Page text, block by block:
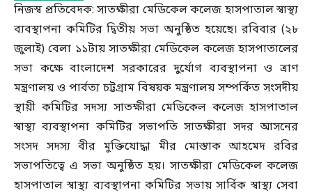
নিজস্ব প্রতিবেদক: সাতক্ষীরা মেডিকেল কলেজ হাসপাতাল স্বাস্থ্য
ব্যবস্থাপনা কমিটির দ্বিতীয় সভা অনুষ্ঠিত হয়েছে। রবিবার (২৮
জুলাই) বেলা ১১টায় সাতক্ষীরা মেডিকেল কলেজ হাসপাতালের
সভা কক্ষে বাংলাদেশ সরকারের দুর্যোগ ব্যবস্থাপনা ও ত্রাণ
মন্ত্রণালয় ও পার্বত্য চট্টগ্রাম বিষয়ক মন্ত্রণালয় সম্পর্কিত সংসদীয়
স্থায়ী কমিটির সদস্য সাতক্ষীরা মেডিকেল কলেজ হাসপাতাল
স্বাস্থ্য ব্যবস্থাপনা কমিটির সভাপতি সাতক্ষীরা সদর আসনের
সংসদ সদস্য বীর মুক্তিযোদ্ধা মীর মোস্তাক আহমেদ রবির
সভাপতিত্বে এ সভা অনুষ্ঠিত হয়। সাতক্ষীরা মেডিকেল কলেজ
হাসপাতাল স্বাস্থ্য ব্যবস্থাপনা কমিটির সভায় সার্বিক স্বাস্থ্য সেবা